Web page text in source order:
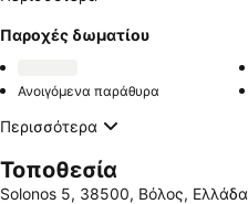
Παροχές δωματίου
Ανοιγόμενα παράθυρα
Περισσότερα
Τοποθεσία
Solonos 5, 38500, Βόλος, Ελλάδα